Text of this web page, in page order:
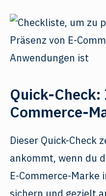
Quick-
Commerce-
Dieser Quick-Check
ankommt, wenn du
E-Commerce-Marke
sichern und gezielt